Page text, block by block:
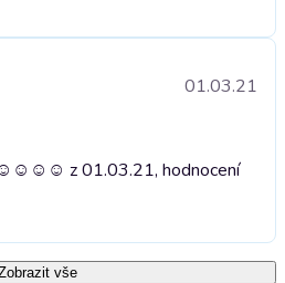
01.03.21
z 01.03.21, hodnocení
vše